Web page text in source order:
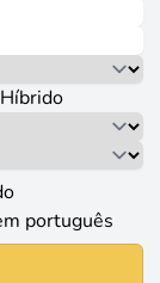
Híbrido
português